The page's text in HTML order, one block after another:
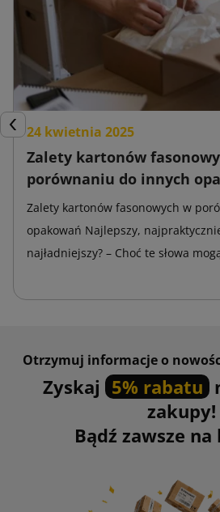
Poprzedni
24 kwietnia 2025
Zalety kartonów
porównaniu do innych
Zalety kartonów fasonowych w
opakowań Najlepszy,
najładniejszy? – Choć te słowa
Otrzymuj informacje o
Zyskaj 5% rabatu
zakupy!
Bądź zawsze na